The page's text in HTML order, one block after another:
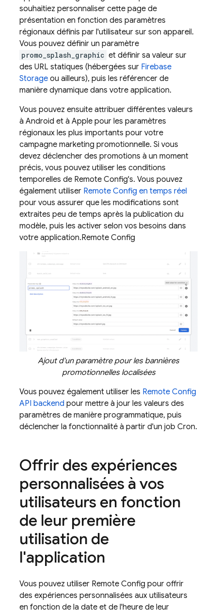
souhaitiez personnaliser cette page de
présentation en fonction des paramètres
régionaux définis par l'utilisateur sur son appareil.
Vous pouvez définir un paramètre
promo_splash_graphic et définir sa valeur sur
des URL statiques (hébergées sur Firebase
Storage ou ailleurs), puis les référencer de
manière dynamique dans votre application.
Vous pouvez ensuite attribuer différentes valeurs
à Android et à Apple pour les paramètres
régionaux les plus importants pour votre
campagne marketing promotionnelle. Si vous
devez déclencher des promotions à un moment
précis, vous pouvez utiliser les conditions
temporelles de Remote Config's. Vous pouvez
également utiliser Remote Config en temps réel
pour vous assurer que les modifications sont
extraites peu de temps après la publication du
modèle, puis les activer selon vos besoins dans
votre application.Remote Config
Ajout d'un paramètre pour les bannières
promotionnelles localisées
Vous pouvez également utiliser les Remote Config
API backend pour mettre à jour les valeurs des
paramètres de manière programmatique, puis
déclencher la fonctionnalité à partir d'un job Cron.
Offrir des expériences
personnalisées à vos
utilisateurs en fonction
de leur première
utilisation de
l'application
Vous pouvez utiliser Remote Config pour offrir
des expériences personnalisées aux utilisateurs
en fonction de la date et de l'heure de leur